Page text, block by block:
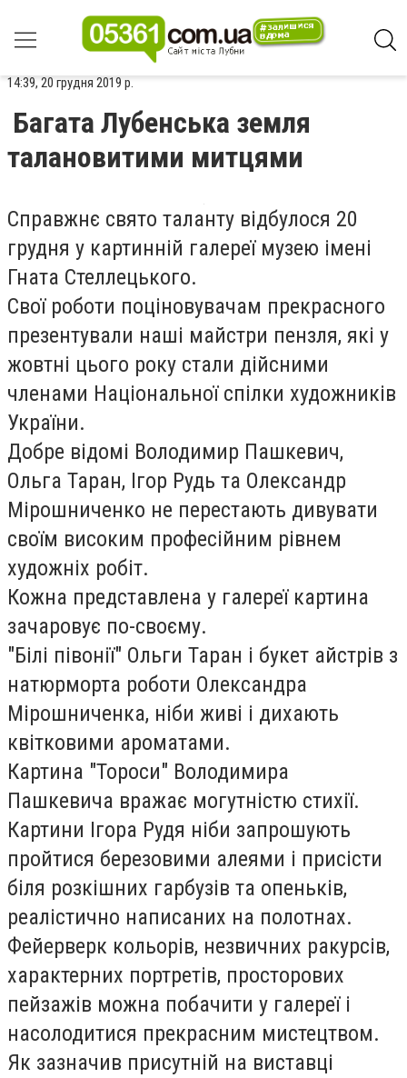
14:39, 20 грудня 2019 р.
Багата Лубенська земля
талановитими митцями
Справжнє свято таланту відбулося 20
грудня у картинній галереї музею імені
Гната Стеллецького.
Свої роботи поціновувачам прекрасного
презентували наші майстри пензля, які у
жовтні цього року стали дійсними
членами Національної спілки художників
України.
Добре відомі Володимир Пашкевич,
Ольга Таран, Ігор Рудь та Олександр
Мірошниченко не перестають дивувати
своїм високим професійним рівнем
художніх робіт.
Кожна представлена у галереї картина
зачаровує по-своєму.
"Білі півонії" Ольги Таран і букет айстрів з
натюрморта роботи Олександра
Мірошниченка, ніби живі і дихають
квітковими ароматами.
Картина "Тороси" Володимира
Пашкевича вражає могутністю стихії.
Картини Ігора Рудя ніби запрошують
пройтися березовими алеями і присісти
біля розкішних гарбузів та опеньків,
реалістично написаних на полотнах.
Фейерверк кольорів, незвичних ракурсів,
характерних портретів, просторових
пейзажів можна побачити у галереї і
насолодитися прекрасним мистецтвом.
Як зазначив присутній на виставці